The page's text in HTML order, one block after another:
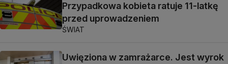
Przypadkowa kobieta ratuje 11-latkę
przed uprowadzeniem
ŚWIAT
Uwięziona w zamrażarce. Jest wyrok